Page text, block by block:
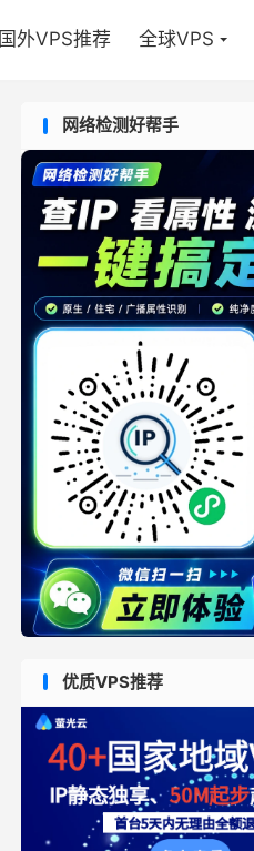
国外VPS推荐 全球VPS
网络检测好帮手
优质VPS推荐